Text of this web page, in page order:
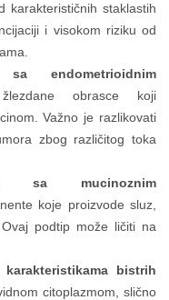
karakterističnih staklastih
i visokom riziku od
sa endometrioidnim
obrasce koji
Važno je razlikovati
zbog različitog toka
sa mucinoznim
koje proizvode sluz,
podtip može ličiti na
bistrih
citoplazmom, slično